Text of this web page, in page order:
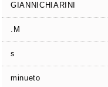
GIANNICHIARINI
.M
s
minueto